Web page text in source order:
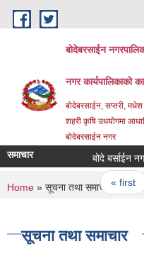
Skip to main content
बोदेबरसाईन
नगर कार्यपालिकाको
बोदेबरसाईन, सप्तरी,
शहरी कृषि उधयोगमा
बोदेबरसाईन नगर
समाचार बोदे बर्साईन
Pages
« first
You are here
Home » सूचना तथा समाचार
सूचना तथा समाचार